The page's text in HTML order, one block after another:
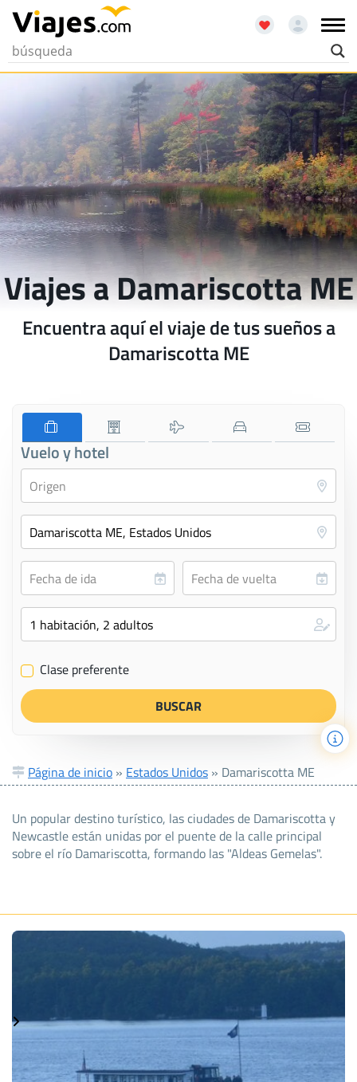
Viajes a Damariscotta ME
Encuentra aquí el viaje de tus sueños a
Damariscotta ME
Vuelo y hotel
✔ Clase preferente
Página de inicio » Estados Unidos » Damariscotta ME
Un popular destino turístico, las ciudades de Damariscotta y
Newcastle están unidas por el puente de la calle principal
sobre el río Damariscotta, formando las "Aldeas Gemelas".